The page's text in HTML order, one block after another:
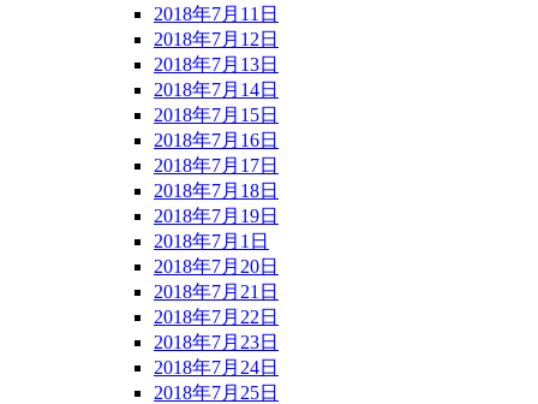
2018年7月11日
2018年7月12日
2018年7月13日
2018年7月14日
2018年7月15日
2018年7月16日
2018年7月17日
2018年7月18日
2018年7月19日
2018年7月1日
2018年7月20日
2018年7月21日
2018年7月22日
2018年7月23日
2018年7月24日
2018年7月25日